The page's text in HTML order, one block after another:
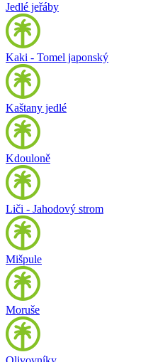
Jedlé jeřáby
Kaki - Tomel japonský
Kaštany jedlé
Kdouloně
Liči - Jahodový strom
Mišpule
Moruše